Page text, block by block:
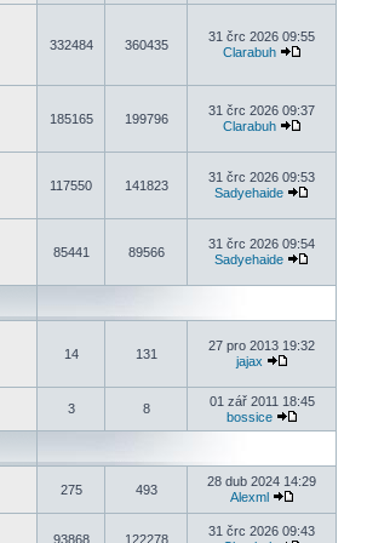
332484 360435
31 črc 2026 09:55
Clarabuh
185165 199796
31 črc 2026 09:37
Clarabuh
117550 141823
31 črc 2026 09:53
Sadyehaide
85441 89566
31 črc 2026 09:54
Sadyehaide
14 131
27 pro 2013 19:32
jajax
3 8
01 zář 2011 18:45
bossice
275 493
28 dub 2024 14:29
Alexml
93868 122278
31 črc 2026 09:43